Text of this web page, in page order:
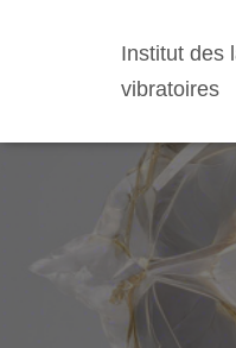
Institut des
vibratoires